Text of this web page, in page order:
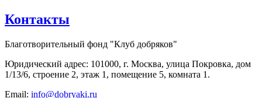
Контакты
Благотворительный фонд "Клуб добряков"
Юридический адрес: 101000, г. Москва, улица Покровка, дом
1/13/6, строение 2, этаж 1, помещение 5, комната 1.
Email: info@dobryaki.ru